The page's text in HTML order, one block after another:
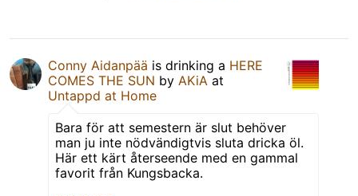
Conny Aidanpää is drinking a HERE
COMES THE SUN by AKiA at
Untappd at Home
Bara för att semestern är slut behöver
man ju inte nödvändigtvis sluta dricka öl.
Här ett kärt återseende med en gammal
favorit från Kungsbacka.